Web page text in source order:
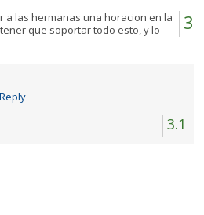
3
a las hermanas una horacion en la
que soportar todo esto, y lo
Reply
3.1